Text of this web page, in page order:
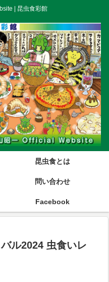
| 昆虫食彩館
昆虫食とは
問い合わせ
Facebook
ル2024 虫食いレ